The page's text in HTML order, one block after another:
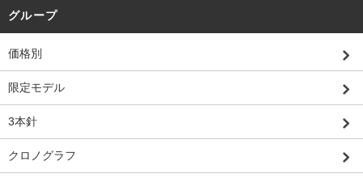
グループ
価格別
限定モデル
3本針
クロノグラフ